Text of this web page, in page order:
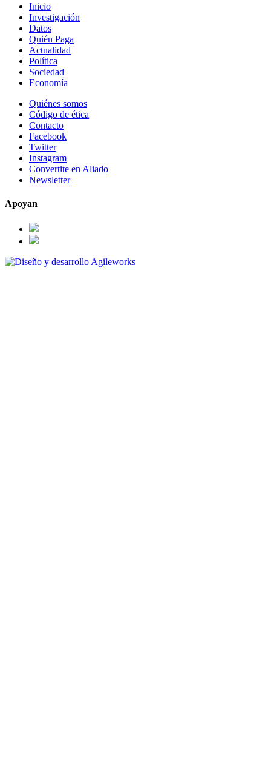
Inicio
Investigación
Datos
Quién Paga
Actualidad
Política
Sociedad
Economía
Quiénes somos
Código de ética
Contacto
Facebook
Twitter
Instagram
Convertite en Aliado
Newsletter
Apoyan